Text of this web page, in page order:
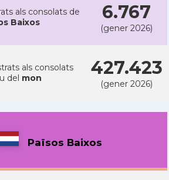
als consolats de
Baixos
6.767
(gener 2026)
als consolats
del mon 427.423
(gener 2026)
Països Baixos